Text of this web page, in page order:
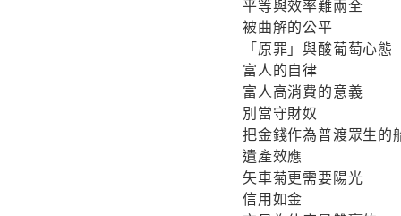
平等與效率難兩全
被曲解的公平
「原罪」與酸葡萄心態
富人的自律
富人高消費的意義
別當守財奴
把金錢作為普渡眾生的
遺產效應
矢車菊更需要陽光
信用如金